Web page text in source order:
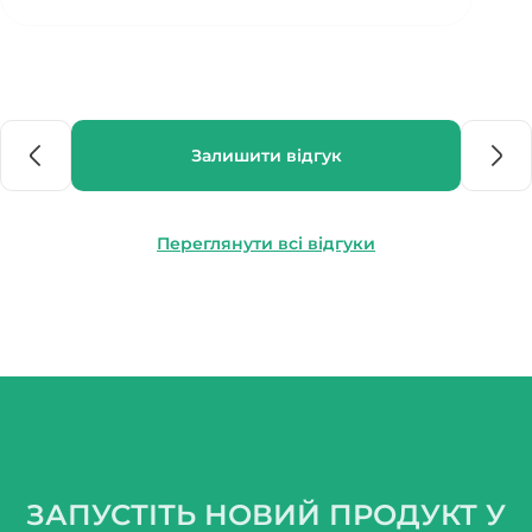
Залишити відгук
Переглянути всі відгуки
ЗАПУСТІТЬ НОВИЙ ПРОДУКТ У